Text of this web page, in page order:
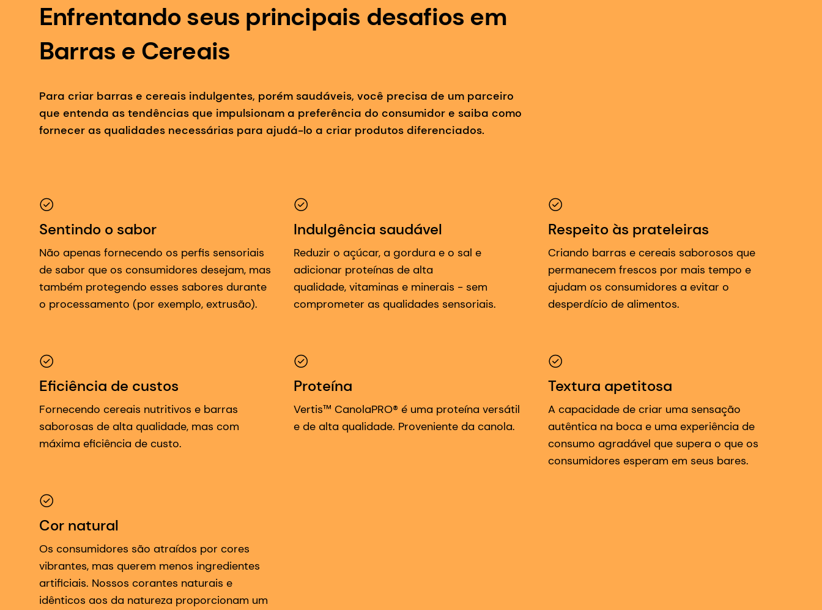
Enfrentando seus principais desafios em
Barras e Cereais
Para criar barras e cereais indulgentes, porém saudáveis, você precisa de um parceiro
que entenda as tendências que impulsionam a preferência do consumidor e saiba como
fornecer as qualidades necessárias para ajudá-lo a criar produtos diferenciados.
Sentindo o sabor
Não apenas fornecendo os perfis sensoriais
de sabor que os consumidores desejam, mas
também protegendo esses sabores durante
o processamento (por exemplo, extrusão).
Indulgência saudável
Reduzir o açúcar, a gordura e o sal e
adicionar proteínas de alta
qualidade, vitaminas e minerais - sem
comprometer as qualidades sensoriais.
Respeito às prateleiras
Criando barras e cereais saborosos que
permanecem frescos por mais tempo e
ajudam os consumidores a evitar o
desperdício de alimentos.
Eficiência de custos
Fornecendo cereais nutritivos e barras
saborosas de alta qualidade, mas com
máxima eficiência de custo.
Proteína
Vertis™ CanolaPRO® é uma proteína versátil
e de alta qualidade. Proveniente da canola.
Textura apetitosa
A capacidade de criar uma sensação
autêntica na boca e uma experiência de
consumo agradável que supera o que os
consumidores esperam em seus bares.
Cor natural
Os consumidores são atraídos por cores
vibrantes, mas querem menos ingredientes
artificiais. Nossos corantes naturais e
idênticos aos da natureza proporcionam um